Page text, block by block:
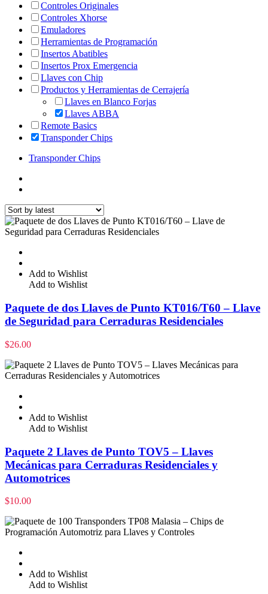
Controles Originales
Controles Xhorse
Emuladores
Herramientas de Programación
Insertos Abatibles
Insertos Prox Emergencia
Llaves con Chip
Productos y Herramientas de Cerrajería
Llaves en Blanco Forjas
Llaves ABBA
Remote Basics
Transponder Chips
Transponder Chips
Add to Wishlist
Add to Wishlist
Paquete de dos Llaves de Punto KT016/T60 – Llave
de Seguridad para Cerraduras Residenciales
$26.00
Add to Wishlist
Add to Wishlist
Paquete 2 Llaves de Punto TOV5 – Llaves
Mecánicas para Cerraduras Residenciales y
Automotrices
$10.00
Add to Wishlist
Add to Wishlist